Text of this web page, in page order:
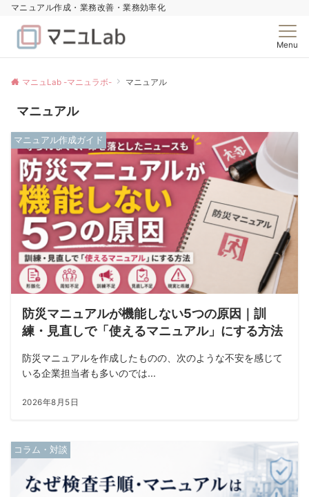
マニュアル作成・業務改善・業務効率化
Menu
マニュLab -マニュラボ- マニュアル
マニュアル
マニュアル作成ガイド
防災マニュアルが機能しない5つの原因｜訓
練・見直しで「使えるマニュアル」にする方法
防災マニュアルを作成したものの、次のような不安を感じて
いる企業担当者も多いのでは...
2026年8月5日
コラム・対談